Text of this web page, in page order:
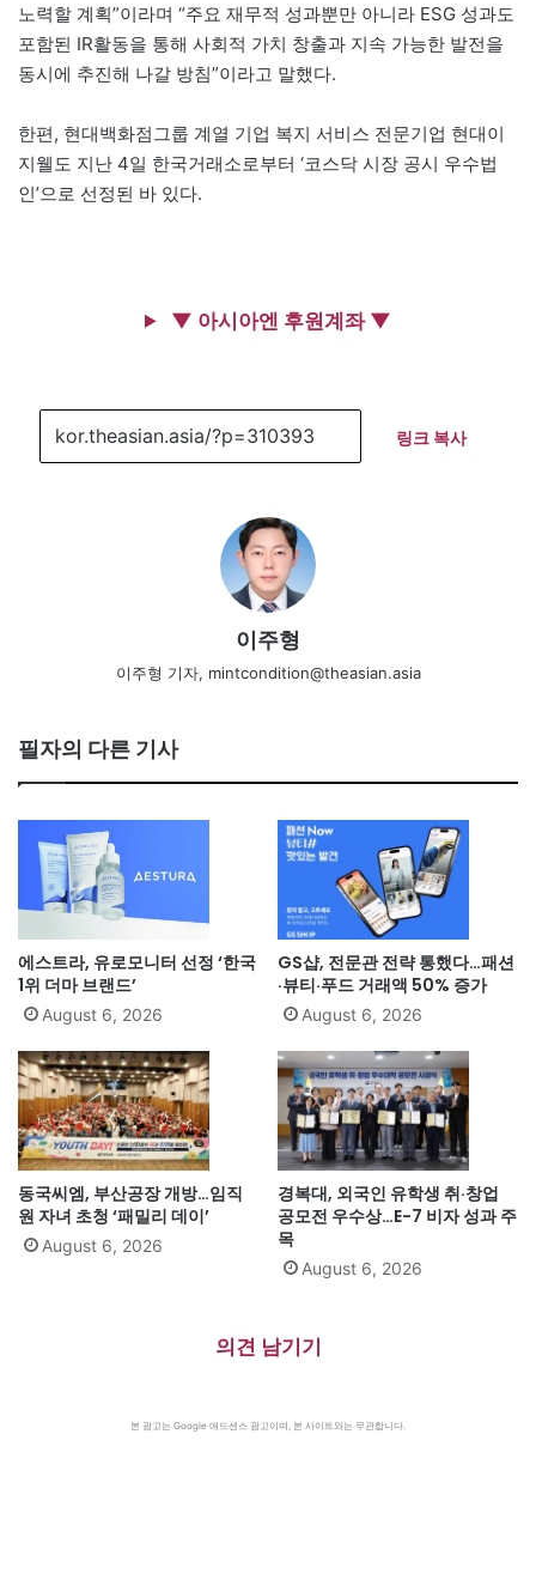
노력할 계획”이라며 “주요 재무적 성과뿐만 아니라 ESG 성과도
포함된 IR활동을 통해 사회적 가치 창출과 지속 가능한 발전을
동시에 추진해 나갈 방침”이라고 말했다.
한편, 현대백화점그룹 계열 기업 복지 서비스 전문기업 현대이
지웰도 지난 4일 한국거래소로부터 ‘코스닥 시장 공시 우수법
인’으로 선정된 바 있다.
▼ 아시아엔 후원계좌 ▼
링크 복사
이주형
이주형 기자, mintcondition@theasian.asia
필자의 다른 기사
에스트라, 유로모니터 선정 ‘한국
1위 더마 브랜드’
August 6, 2026
GS샵, 전문관 전략 통했다…패션
·뷰티·푸드 거래액 50% 증가
August 6, 2026
동국씨엠, 부산공장 개방…임직
원 자녀 초청 ‘패밀리 데이’
August 6, 2026
경복대, 외국인 유학생 취·창업
공모전 우수상…E-7 비자 성과 주
목
August 6, 2026
의견 남기기
본 광고는 Google 애드센스 광고이며, 본 사이트와는 무관합니다.